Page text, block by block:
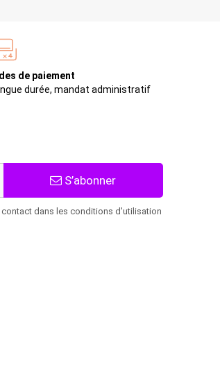
de paiement
durée, mandat administratif
S’abonner
dans les conditions d'utilisation